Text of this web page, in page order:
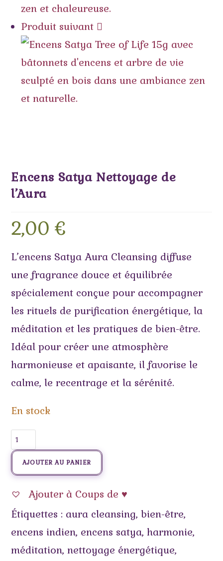
Produit suivant
Encens Satya Nettoyage de
l’Aura
2,00€
L’encens Satya Aura Cleansing diffuse
une fragrance douce et équilibrée
spécialement conçue pour accompagner
les rituels de purification énergétique, la
méditation et les pratiques de bien-être.
Idéal pour créer une atmosphère
harmonieuse et apaisante, il favorise le
calme, le recentrage et la sérénité.
En stock
AJOUTER AU PANIER
Ajouter à Coups de ♥
Étiquettes : aura cleansing,bien-être,
encens indien, encens satya,harmonie,
méditation,nettoyage énergétique,